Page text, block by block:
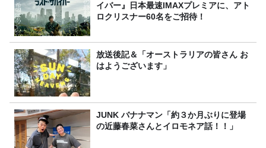
イバー』日本最速IMAXプレミアに、アト
ロクリスナー60名をご招待！
放送後記＆「オーストラリアの皆さん お
はようございます」
JUNK バナナマン「約３か月ぶりに登場
の近藤春菜さんとイロモネア話！！」